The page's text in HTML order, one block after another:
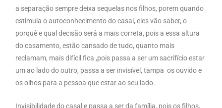
a separação sempre deixa sequelas nos filhos, porem quando
estimula o autoconhecimento do casal, eles vão saber, o
porquê e qual decisão será a mais correta, pois a essa altura
do casamento, estão cansado de tudo, quanto mais
reclamam, mais difícil fica ,pois passa a ser um sacrifício estar
um ao lado do outro, passa a ser invisível, tampa os ouvido e
os olhos para a pessoa que estar ao seu lado.
Invisibilidade do casal e passa a ser da família, pois os filhos,